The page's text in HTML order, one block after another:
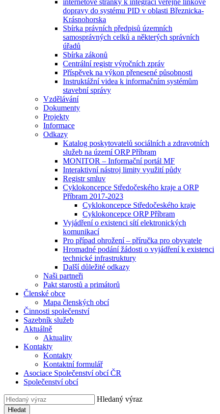
internetové stránky k integraci veřejné linkové
dopravy do systému PID v oblasti Březnicka-
Krásnohorska
Sbírka právních předpisů územních
samosprávných celků a některých správních
úřadů
Sbírka zákonů
Centrální registr výročních zpráv
Příspěvek na výkon přenesené působnosti
Instruktážní videa k informačním systémům
stavební správy
Vzdělávání
Dokumenty
Projekty
Informace
Odkazy
Katalog poskytovatelů sociálních a zdravotních
služeb na území ORP Příbram
MONITOR – Informační portál MF
Interaktivní nástroj limity využití půdy
Registr smluv
Cyklokoncepce Středočeského kraje a ORP
Příbram 2017-2023
Cyklokoncepce Středočeského kraje
Cyklokoncepce ORP Příbram
Vyjádření o existenci sítí elektronických
komunikací
Pro případ ohrožení – příručka pro obyvatele
Hromadné podání žádosti o vyjádření k existenci
technické infrastruktury
Další důležité odkazy
Naši partneři
Pakt starostů a primátorů
Členské obce
Mapa členských obcí
Činnosti společenství
Sazebník služeb
Aktuálně
Aktuality
Kontakty
Kontakty
Kontaktní formulář
Asociace Společenství obcí ČR
Společenství obcí
Hledaný výraz
Hledat